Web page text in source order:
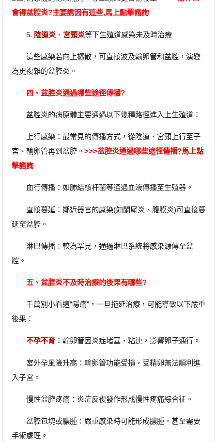
會得盆腔炎?主要誘因有這些,馬上點擊諮詢
5. 陰道炎、 宮頸炎等下生殖道感染未及時治療
這些感染若向上擴散，可直接波及輸卵管和盆腔，演變
為更複雜的盆腔炎。
四、盆腔炎通過哪些途徑傳播?
盆腔炎的病原體主要通過以下幾種路徑進入上生殖道：
上行感染：最常見的傳播方式，從陰道、宮頸上行至子
宮、輸卵管再到盆腔。 >>>盆腔炎通過哪些途徑傳播?馬上點
擊諮詢
血行傳播：如肺結核杆菌等通過血液傳播至生殖器。
直接蔓延：鄰近器官的感染(如闌尾炎、腹膜炎)可直接蔓
延至盆腔。
淋巴傳播：較為罕見，通過淋巴系統將感染源傳至盆
腔。
五、盆腔炎不及時治療的後果有哪些?
千萬別小看這“隱痛”，一旦拖延治療，可能導致以下嚴重
後果：
不孕不育：輸卵管因炎症堵塞、粘連，影響卵子通行。
宮外孕風險升高：輸卵管功能受損，受精卵無法順利進
入子宮。
慢性盆腔疼痛：炎症反複發作形成慢性疼痛綜合征。
盆腔包塊或膿腫：嚴重感染時可能形成膿腫，甚至需要
手術處理。